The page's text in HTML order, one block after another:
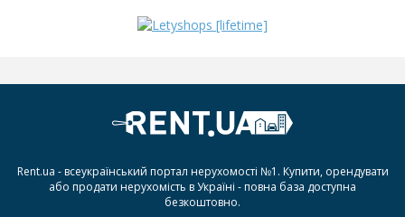
Rent.ua - всеукраїнський портал нерухомості №1. Купити, орендувати
або продати нерухомість в Україні - повна база доступна
безкоштовно.